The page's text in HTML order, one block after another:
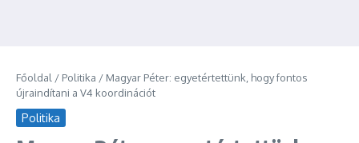
Főoldal / Politika / Magyar Péter: egyetértettünk, hogy fontos
újraindítani a V4 koordinációt
Politika